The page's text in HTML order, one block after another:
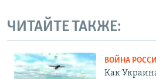
ЧИТАЙТЕ ТАКЖЕ:
ВОЙНА
Как